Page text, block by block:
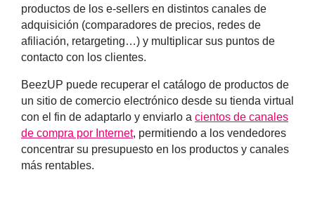
productos de los e-sellers en distintos canales de
adquisición (comparadores de precios, redes de
afiliación, retargeting…) y multiplicar sus puntos de
contacto con los clientes.
BeezUP puede recuperar el catálogo de productos de
un sitio de comercio electrónico desde su tienda virtual
con el fin de adaptarlo y enviarlo a cientos de canales
de compra por Internet, permitiendo a los vendedores
concentrar su presupuesto en los productos y canales
más rentables.